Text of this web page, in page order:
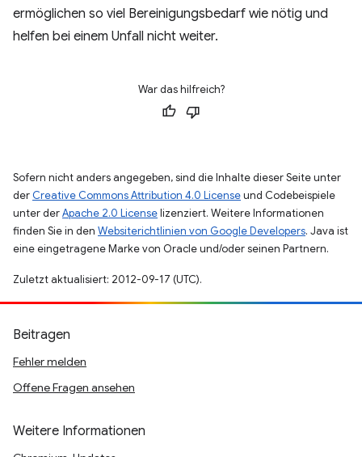
ermöglichen so viel Bereinigungsbedarf wie nötig und
helfen bei einem Unfall nicht weiter.
War das hilfreich?
Sofern nicht anders angegeben, sind die Inhalte dieser Seite unter
der Creative Commons Attribution 4.0 Licenseund Codebeispiele
unter derApache 2.0 Licenselizenziert. Weitere Informationen
finden Sie in den Websiterichtlinien von Google Developers. Java ist
eine eingetragene Marke von Oracle und/oder seinen Partnern.
Zuletzt aktualisiert: 2012-09-17 (UTC).
Beitragen
Fehler melden
Offene Fragen ansehen
Weitere Informationen